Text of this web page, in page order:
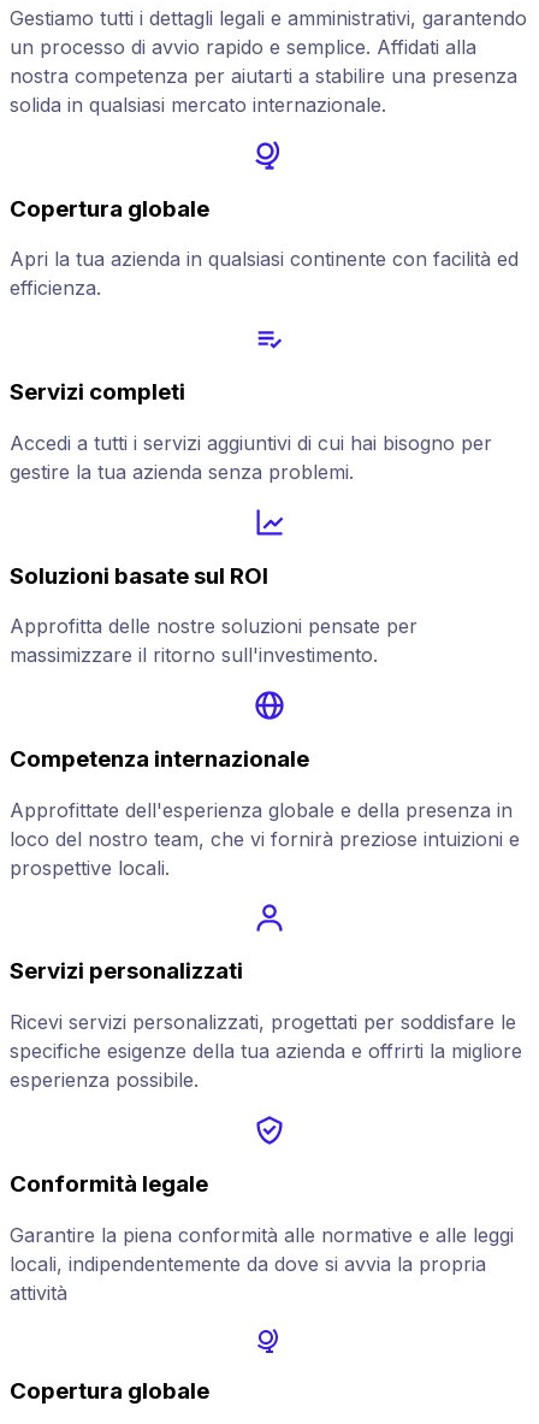
Gestiamo tutti i dettagli legali e amministrativi, garantendo
un processo di avvio rapido e semplice. Affidati alla
nostra competenza per aiutarti a stabilire una presenza
solida in qualsiasi mercato internazionale.
Copertura globale
Apri la tua azienda in qualsiasi continente con facilità ed
efficienza.
Servizi completi
Accedi a tutti i servizi aggiuntivi di cui hai bisogno per
gestire la tua azienda senza problemi.
Soluzioni basate sul ROI
Approfitta delle nostre soluzioni pensate per
massimizzare il ritorno sull'investimento.
Competenza internazionale
Approfittate dell'esperienza globale e della presenza in
loco del nostro team, che vi fornirà preziose intuizioni e
prospettive locali.
Servizi personalizzati
Ricevi servizi personalizzati, progettati per soddisfare le
specifiche esigenze della tua azienda e offrirti la migliore
esperienza possibile.
Conformità legale
Garantire la piena conformità alle normative e alle leggi
locali, indipendentemente da dove si avvia la propria
attività
Copertura globale